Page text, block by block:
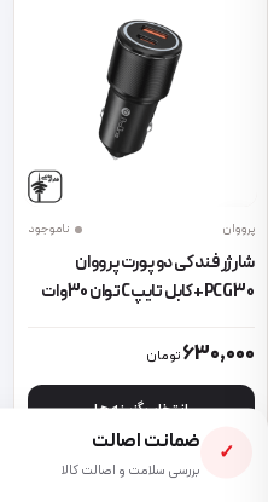
پرووان ناموجود
شارژر فندکی دو پورت پرووان
PCG30+کابل تایپCتوان 30وات
630,000تومان
انتخاب گزینه ها
این محصول دارای انواع
✓ ضمانت اصالت
بررسی سلامت و اصالت کالا